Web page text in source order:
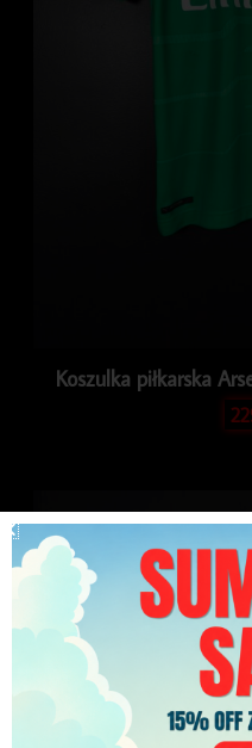
Koszulka piłkarska